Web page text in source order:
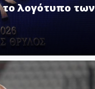
το λογότυπο των